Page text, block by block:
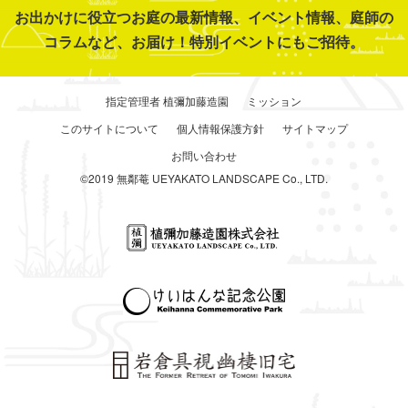
お出かけに役立つお庭の最新情報、イベント情報、庭師の
コラムなど、お届け！特別イベントにもご招待。
指定管理者 植彌加藤造園
ミッション
このサイトについて
個人情報保護方針
サイトマップ
お問い合わせ
©2019 無鄰菴 UEYAKATO LANDSCAPE Co., LTD.